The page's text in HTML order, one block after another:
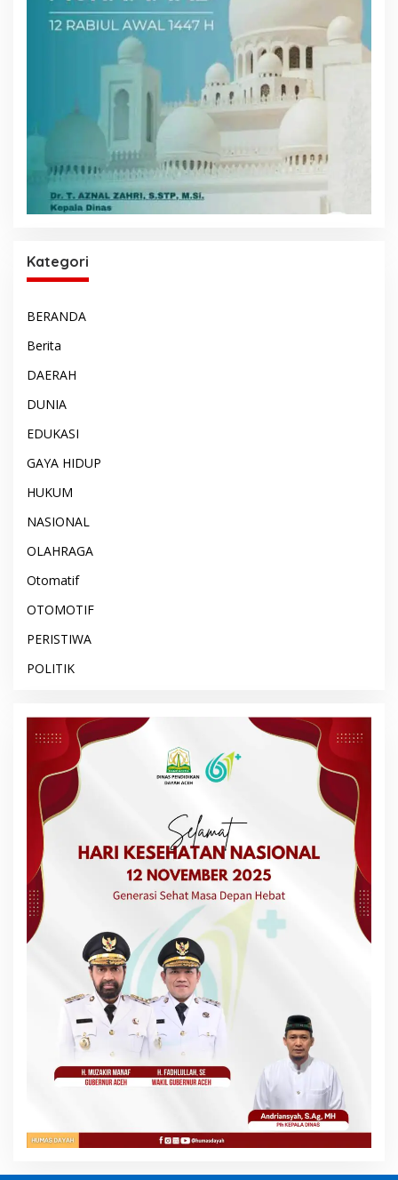
Kategori
BERANDA
Berita
DAERAH
DUNIA
EDUKASI
GAYA HIDUP
HUKUM
NASIONAL
OLAHRAGA
Otomatif
OTOMOTIF
PERISTIWA
POLITIK